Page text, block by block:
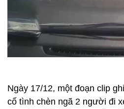
Ngày 17/12, một đoạn clip
cố tình chèn ngã 2 người đi